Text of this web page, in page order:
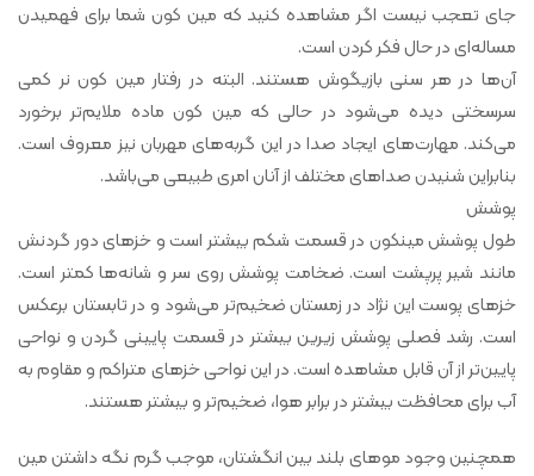
جای تعجب نیست اگر مشاهده کنید که مین کون شما برای فهمیدن
مساله‌ای در حال فکر کردن است.
آن‌ها در هر سنی بازیگوش هستند. البته در رفتار مین کون نر کمی
سرسختی دیده می‌شود در حالی که مین کون ماده ملایم‌تر برخورد
می‌کند. مهارت‌های ایجاد صدا در این گربه‌های مهربان نیز معروف است.
بنابراین شنیدن صداهای مختلف از آنان امری طبیعی می‌باشد.
پوشش
طول پوشش مینکون در قسمت شکم بیشتر است و خزهای دور گردنش
مانند شیر پرپشت است. ضخامت پوشش روی سر و شانه‌ها کمتر است.
خزهای پوست این نژاد در زمستان ضخیم‌تر می‌شود و در تابستان برعکس
است. رشد فصلی پوشش زیرین بیشتر در قسمت پایینی گردن و نواحی
پایین‌تر از آن قابل مشاهده است. در این نواحی خزهای متراکم و مقاوم به
آب برای محافظت بیشتر در برابر هوا، ضخیم‌تر و بیشتر هستند.
همچنین وجود موهای بلند بین انگشتان، موجب گرم نگه داشتن مین